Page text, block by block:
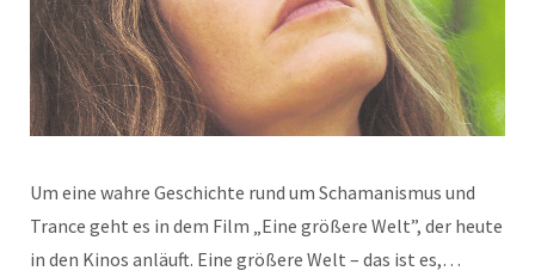
Um eine wahre Geschichte rund um Schamanismus und
Trance geht es in dem Film „Eine größere Welt”, der heute
in den Kinos anläuft. Eine größere Welt – das ist es,…